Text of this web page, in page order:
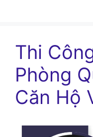
Thi
Phòng
Căn Hộ